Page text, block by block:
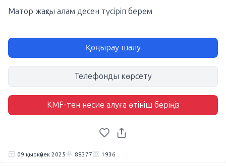
Матор жақсы алам десен түсіріп берем
Қоңырау шалу
Телефонды көрсету
KMF-тен несие алуға өтініш беріңіз
09 қыркүйек 2025 88377 1936